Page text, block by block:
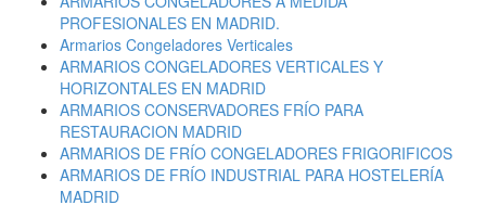
PROFESIONALES EN MADRID.
Armarios Congeladores Verticales
ARMARIOS CONGELADORES VERTICALES Y
HORIZONTALES EN MADRID
ARMARIOS CONSERVADORES FRÍO PARA
RESTAURACION MADRID
ARMARIOS DE FRÍO CONGELADORES FRIGORIFICOS
ARMARIOS DE FRÍO INDUSTRIAL PARA HOSTELERÍA
MADRID